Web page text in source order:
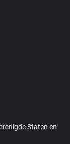
Staten en